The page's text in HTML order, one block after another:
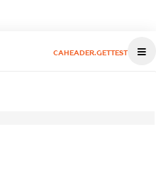
CAHEADER.GETTEST